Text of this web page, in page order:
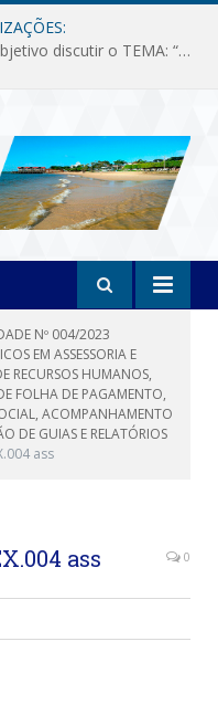
Audiência Pública que tem como objetivo discutir o TEMA: “Fornecimento de Energia Elétrica em Debate: Tarifas, Qualidade e Atendimento dos Serviços”
Nº 004/2023
EM ASSESSORIA E
RECURSOS HUMANOS,
FOLHA DE PAGAMENTO,
ACOMPANHAMENTO
DE GUIAS E RELATÓRIOS
ass
ass 0